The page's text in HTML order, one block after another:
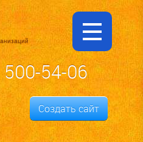
54-06
Создать сайт